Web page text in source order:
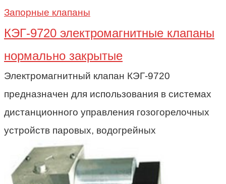
Запорные клапаны
КЭГ-9720 электромагнитные клапаны
нормально закрытые
Электромагнитный клапан КЭГ-9720
предназначен для использования в системах
дистанционного управления гозогорелочных
устройств паровых, водогрейных